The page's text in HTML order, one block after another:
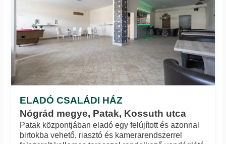
ELADÓ CSALÁDI HÁZ
Nógrád megye, Patak, Kossuth utca
Patak központjában eladó egy felújított és azonnal
birtokba vehető, riasztó és kamerarendszerrel